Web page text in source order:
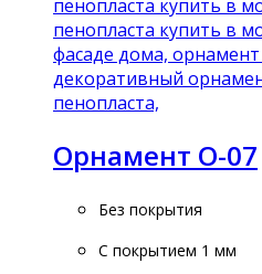
Орнамент О-07
Без покрытия
С покрытием 1 мм